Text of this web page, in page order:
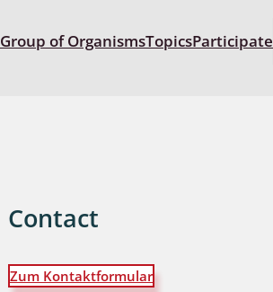
Group of OrganismsTopicsParticipate
Contact
Zum Kontaktformular